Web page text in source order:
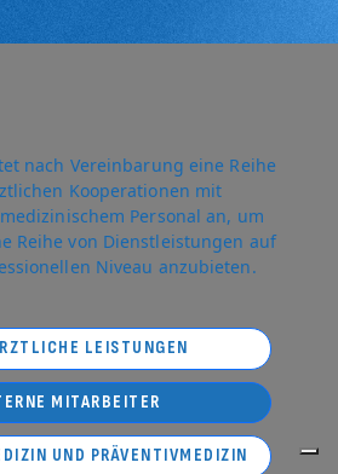
nach Vereinbarung eine Reihe
Kooperationen mit
Personal an, um
Reihe von Dienstleistungen auf
Niveau anzubieten.
LEISTUNGEN
MITARBEITER
UND PRÄVENTIVMEDIZIN